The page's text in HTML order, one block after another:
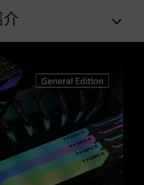
を有効化）は
ず、システムの安定
ります。オーバーク
した場合は、BIOS
てください。
ている周波数は「最
テムによって最大周
ございます。
びプロセッサが、対応
（XMP 2.0）をサポー